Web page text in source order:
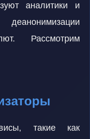
аналитики и
Рассмотрим
такие как